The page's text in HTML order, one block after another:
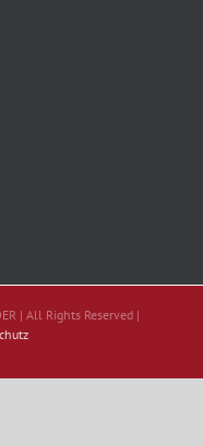
| All Rights Reserved |